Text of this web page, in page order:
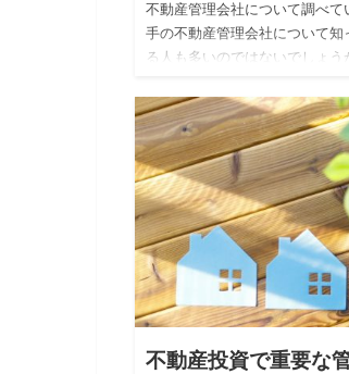
不動産管理会社について調べ
手の不動産管理会社について
る人も多いのではないでしょ
ービスを期待する事…
不動産投資で重要な